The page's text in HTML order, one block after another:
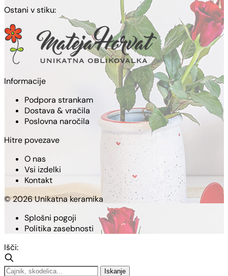
Ostani v stiku:
Informacije
Podpora strankam
Dostava & vračila
Poslovna naročila
Hitre povezave
O nas
Vsi izdelki
Kontakt
© 2026 Unikatna keramika
Splošni pogoji
Politika zasebnosti
Išči:
Iskanje